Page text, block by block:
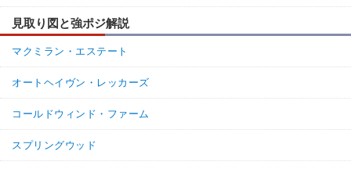
見取り図と強ポジ解説
マクミラン・エステート
オートヘイヴン・レッカーズ
コールドウィンド・ファーム
スプリングウッド